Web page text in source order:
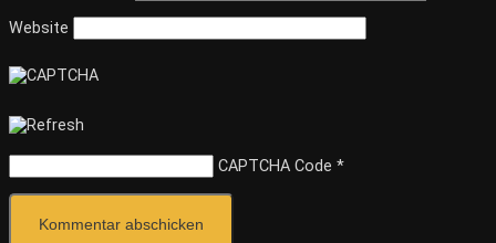
Website
CAPTCHA Code *